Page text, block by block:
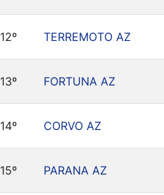
12º TERREMOTO AZ
13º FORTUNA AZ
14º CORVO AZ
15º PARANA AZ